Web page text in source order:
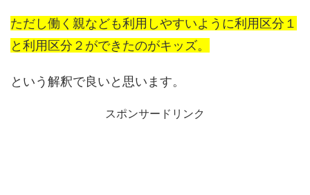
ただし働く親なども利用しやすいように利用区分１
と利用区分２ができたのがキッズ。
という解釈で良いと思います。
スポンサードリンク